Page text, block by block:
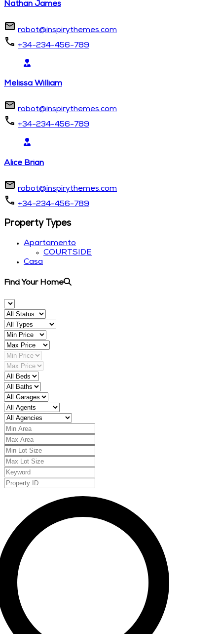
Nathan James
robot@inspirythemes.com
+34-234-456-789
Melissa William
robot@inspirythemes.com
+34-234-456-789
Alice Brian
robot@inspirythemes.com
+34-234-456-789
Property Types
Apartamento
COURTSIDE
Casa
Find Your Home